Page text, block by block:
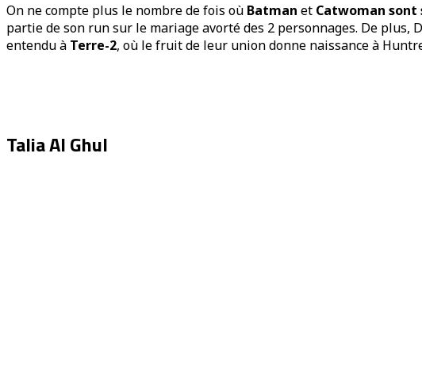
On ne compte plus le nombre de fois où Batman et Catwoman sont
partie de son run sur le mariage avorté des 2 personnages. De
entendu à Terre-2, où le fruit de leur union donne naissance à
Talia Al Ghul